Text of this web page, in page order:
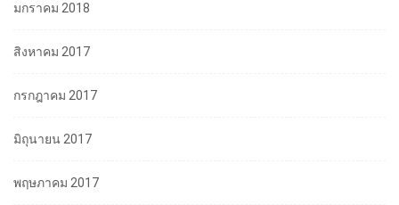
มกราคม 2018
สิงหาคม 2017
กรกฎาคม 2017
มิถุนายน 2017
พฤษภาคม 2017